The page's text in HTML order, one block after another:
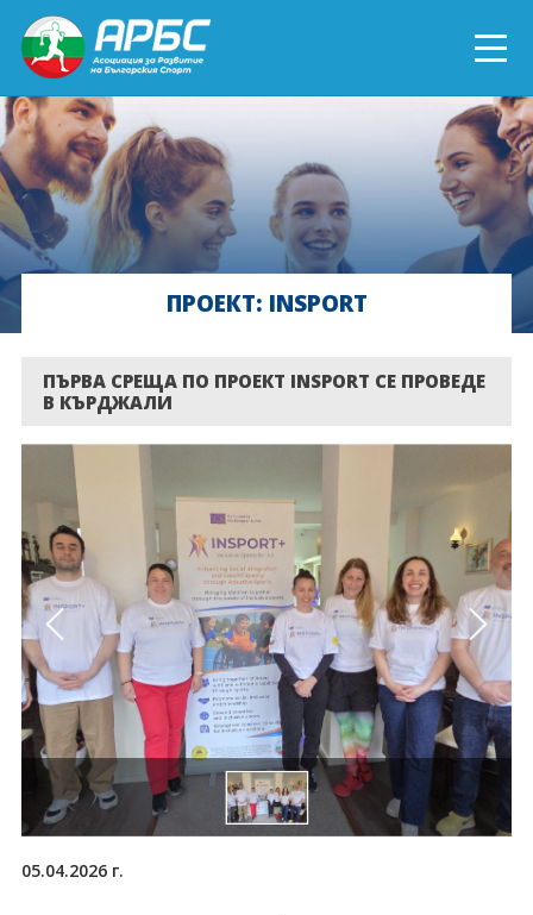
ENGLISH
СПОРТ БЛИЗО ДО ТЕБ
ТЕКУЩИ ПРОЕКТИ
ОНЛАЙН ОБУЧЕНИЯПРОЕКТ: INSPORT
ПЪРВА СРЕЩА ПО ПРОЕКТ INSPORT СЕ ПРОВЕДЕ
В КЪРДЖАЛИ
05.04.2026 г.